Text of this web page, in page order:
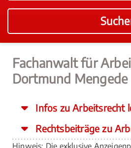
Fachanwalt für
Dortmund Mengede
Infos zu Arbeitsrecht
Rechtsbeiträge zu
Hinweis: Die exklusive